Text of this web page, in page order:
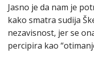
Jasno je da nam je
kako smatra sudija
nezavisnost, jer se
percipira kao